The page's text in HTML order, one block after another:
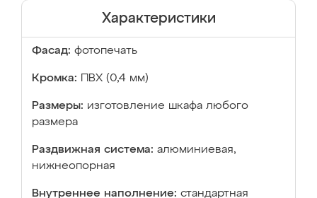
Характеристики
Фасад: фотопечать
Кромка: ПВХ (0,4 мм)
Размеры: изготовление шкафа любого
размера
Раздвижная система: алюминиевая,
нижнеопорная
Внутреннее наполнение: стандартная